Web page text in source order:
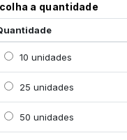
a quantidade
Selecionar 10 unidades
10 unidades
Selecionar 25 unidades
25 unidades
Selecionar 50 unidades
50 unidades